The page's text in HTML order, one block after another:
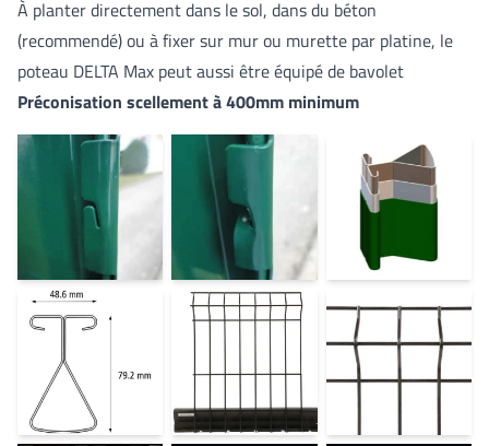
À planter directement dans le sol, dans du béton
(recommendé) ou à fixer sur mur ou murette par platine, le
poteau DELTA Max peut aussi être équipé de bavolet
Préconisation scellement à 400mm minimum